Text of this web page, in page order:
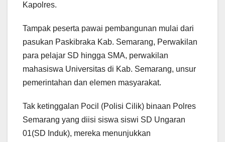
Kapolres.
Tampak peserta pawai pembangunan mulai dari
pasukan Paskibraka Kab. Semarang, Perwakilan
para pelajar SD hingga SMA, perwakilan
mahasiswa Universitas di Kab. Semarang, unsur
pemerintahan dan elemen masyarakat.
Tak ketinggalan Pocil (Polisi Cilik) binaan Polres
Semarang yang diisi siswa siswi SD Ungaran
01(SD Induk), mereka menunjukkan